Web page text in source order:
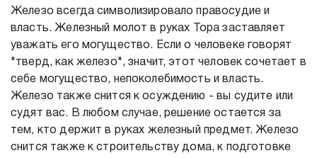
Железо всегда символизировало правосудие и
власть. Железный молот в руках Тора заставляет
уважать его могущество. Если о человеке говорят
"тверд, как железо", значит, этот человек сочетает в
себе могущество, непоколебимость и власть.
Железо также снится к осуждению - вы судите или
судят вас. В любом случае, решение остается за
тем, кто держит в руках железный предмет. Железо
снится также к строительству дома, к подготовке